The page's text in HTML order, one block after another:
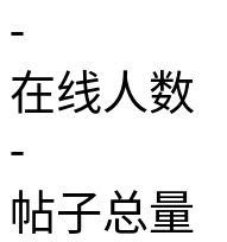
-
在线人数
-
帖子总量